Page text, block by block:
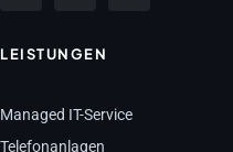
LEISTUNGEN
Managed IT-Service
Telefonanlagen